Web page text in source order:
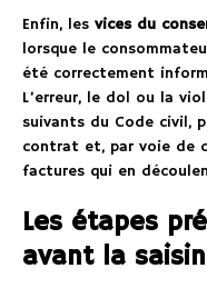
Enfin, les vices du
lorsque le
été correctement
L’erreur, le dol ou la
suivants du Code civil,
contrat et, par voie de
factures qui en
Les étapes
avant la